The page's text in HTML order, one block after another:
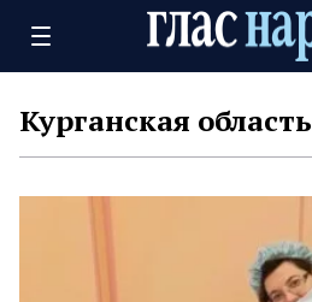
Курганская область